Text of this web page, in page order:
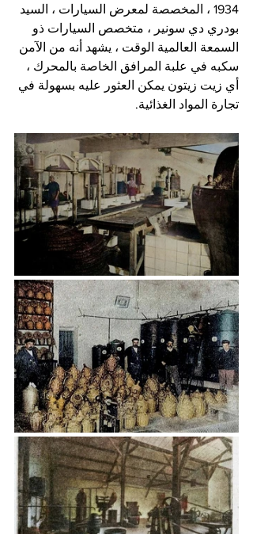
1934 ، المخصصة لمعرض السيارات ، السيد
بودري دي سونير ، متخصص السيارات ذو
السمعة العالمية الوقت ، يشهد أنه من الآمن
سكبه في علبة المرافق الخاصة بالمحرك ،
أي زيت زيتون يمكن العثور عليه بسهولة في
تجارة المواد الغذائية.